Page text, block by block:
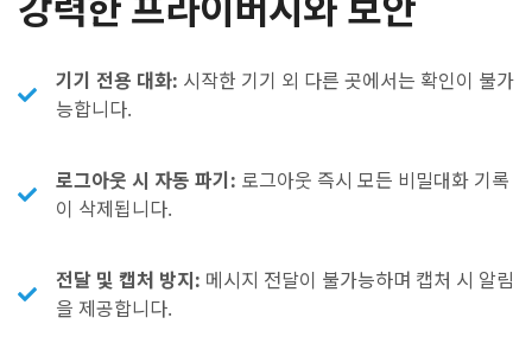
기기 전용 대화: 시작한 기기 외 다른 곳에서는 확인이 불가
능합니다.
로그아웃 시 자동 파기: 로그아웃 즉시 모든 비밀대화 기록
이 삭제됩니다.
전달 및 캡처 방지: 메시지 전달이 불가능하며 캡처 시 알림
을 제공합니다.